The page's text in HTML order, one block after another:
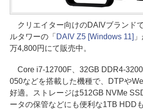
クリエイター向けのDAIVブランド
ルタワーの「 DAIV Z5 [Windows 11]
万4,800円にて販売中。
Core i7-12700F、32GB DDR4-
050などを搭載した機種で、DTPや
好適。ストレージは512GB NVMe
ータの保管などにも便利な1TB HDD